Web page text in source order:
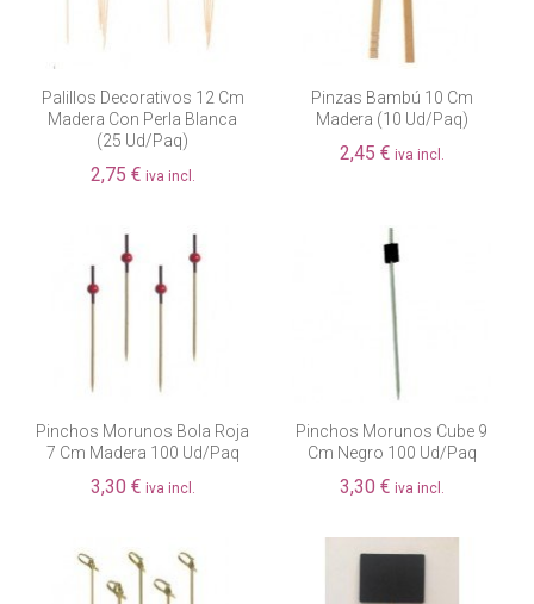
Palillos Decorativos 12 Cm
Madera Con Perla Blanca
(25 Ud/paq)
2,75 € iva incl.
Pinzas Bambú 10 Cm
Madera (10 Ud/paq)
2,45 € iva incl.
Pinchos Morunos Bola Roja
7 Cm Madera 100 Ud/paq
3,30 € iva incl.
Pinchos Morunos Cube 9
Cm Negro 100 Ud/paq
3,30 € iva incl.